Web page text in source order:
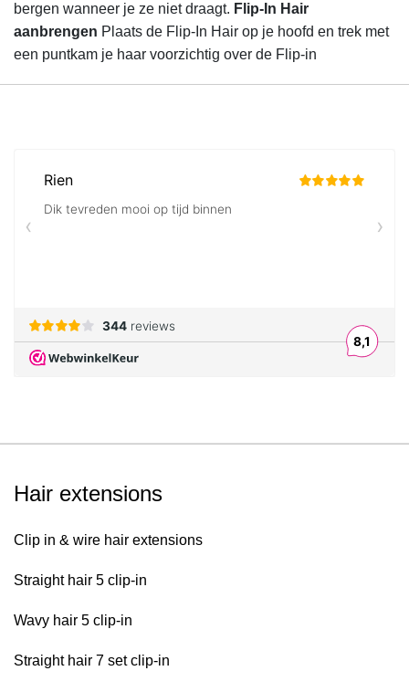
bergen wanneer je ze niet draagt. Flip-In Hair
aanbrengen Plaats de Flip-In Hair op je hoofd en trek met
een puntkam je haar voorzichtig over de Flip-in
Hair extensions
Clip in & wire hair extensions
Straight hair 5 clip-in
Wavy hair 5 clip-in
Straight hair 7 set clip-in